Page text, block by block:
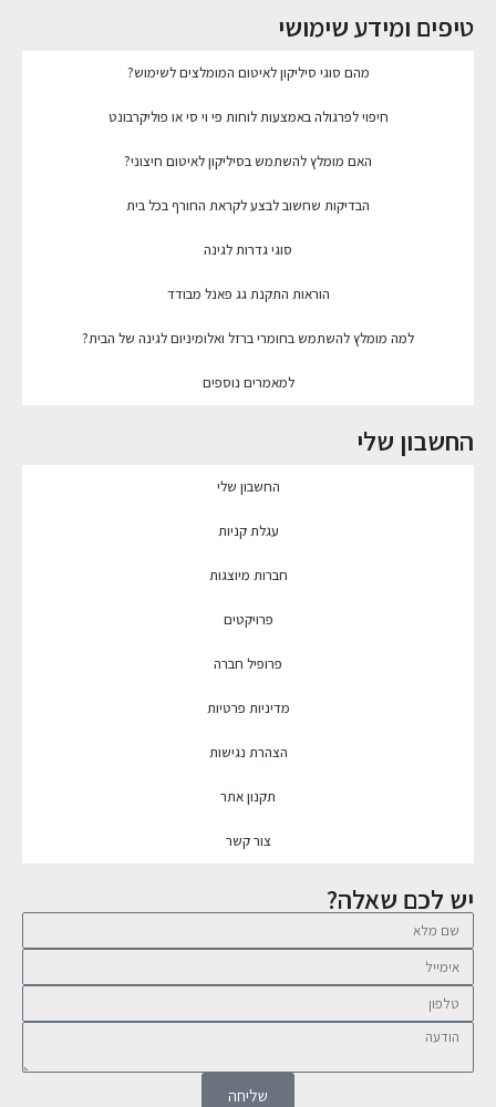
טיפים ומידע שימושי
מהם סוגי סיליקון לאיטום המומלצים לשימוש?
חיפוי לפרגולה באמצעות לוחות פי וי סי או פוליקרבונט
האם מומלץ להשתמש בסיליקון לאיטום חיצוני?
הבדיקות שחשוב לבצע לקראת החורף בכל בית
סוגי גדרות לגינה
הוראות התקנת גג פאנל מבודד
למה מומלץ להשתמש בחומרי ברזל ואלומיניום לגינה של הבית?
למאמרים נוספים
החשבון שלי
החשבון שלי
עגלת קניות
חברות מיוצגות
פרויקטים
פרופיל חברה
מדיניות פרטיות
הצהרת נגישות
תקנון אתר
צור קשר
יש לכם שאלה?
שליחה